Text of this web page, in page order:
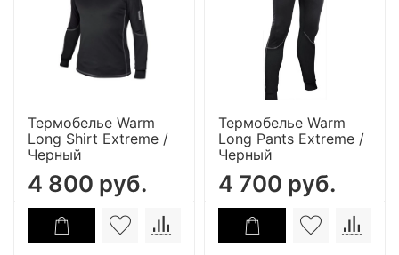
Термобелье Warm
Long Shirt Extreme /
Черный
4 800 руб.
Термобелье Warm
Long Pants Extreme /
Черный
4 700 руб.